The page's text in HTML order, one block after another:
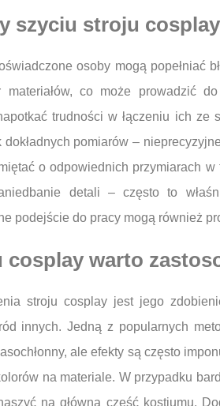
szyciu stroju
osoby mogą popełniać
co może prowadzić
trudności w łączeniu ich
pomiarów –
o odpowiednich przymiarach
detali – często to
podejście do pracy mogą również
warto
stroju cosplay jest jego
innych. Jedną z popularnych
ale efekty są często
na materiale. W przypadku
na główną część kostiumu.